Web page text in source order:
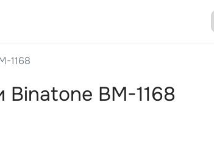
1168
Binatone BM-1168